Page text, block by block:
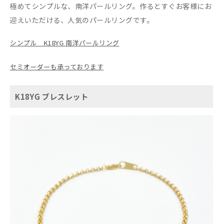
極めてシンプルな、南洋パールリング。作るとすぐお客様にお
迎えいただける、人気のパールリングです。
シンプル K18YG 南洋パールリング
セミオーダーも承っております
K18YG ブレスレット